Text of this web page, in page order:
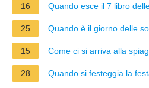
16 Quando esce il 7 libro
25 Quando è il giorno delle
15 Come ci si arriva alla
28 Quando si festeggia la